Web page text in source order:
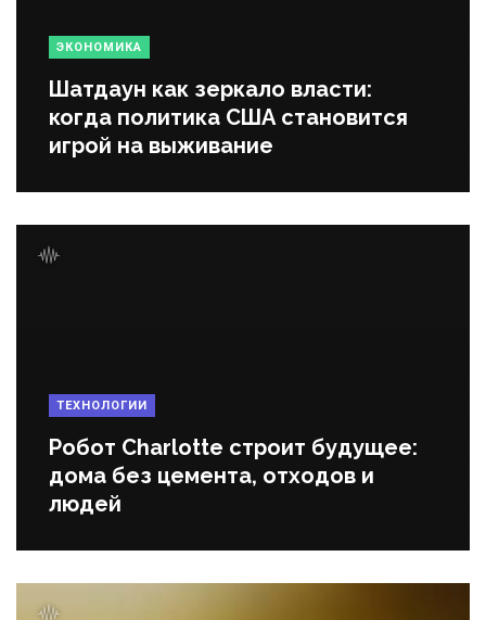
ЭКОНОМИКА
Шатдаун как зеркало власти:
когда политика США становится
игрой на выживание
ТЕХНОЛОГИИ
Робот Charlotte строит будущее:
дома без цемента, отходов и
людей